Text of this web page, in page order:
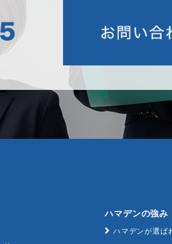
ハマデンの強み
ハマデンが選ば